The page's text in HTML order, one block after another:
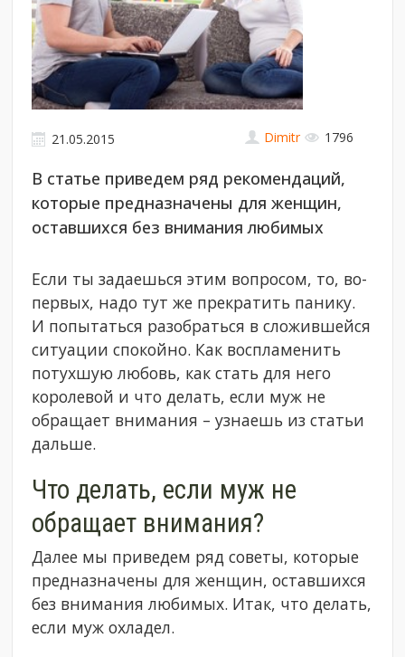
21.05.2015 1796
Dimitr
В статье приведем ряд рекомендаций,
которые предназначены для женщин,
оставшихся без внимания любимых
Если ты задаешься этим вопросом, то, во-
первых, надо тут же прекратить панику.
И попытаться разобраться в сложившейся
ситуации спокойно. Как воспламенить
потухшую любовь, как стать для него
королевой и что делать, если муж не
обращает внимания – узнаешь из статьи
дальше.
Что делать, если муж не
обращает внимания?
Далее мы приведем ряд советы, которые
предназначены для женщин, оставшихся
без внимания любимых. Итак, что делать,
если муж охладел.